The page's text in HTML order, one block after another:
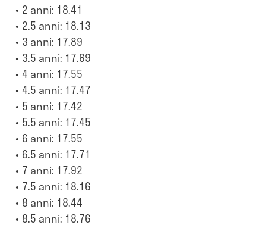
2 anni: 18.41
2.5 anni: 18.13
3 anni: 17.89
3.5 anni: 17.69
4 anni: 17.55
4.5 anni: 17.47
5 anni: 17.42
5.5 anni: 17.45
6 anni: 17.55
6.5 anni: 17.71
7 anni: 17.92
7.5 anni: 18.16
8 anni: 18.44
8.5 anni: 18.76